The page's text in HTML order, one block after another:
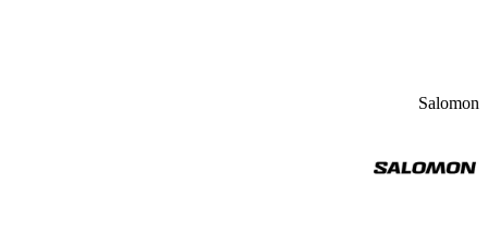
Salomon